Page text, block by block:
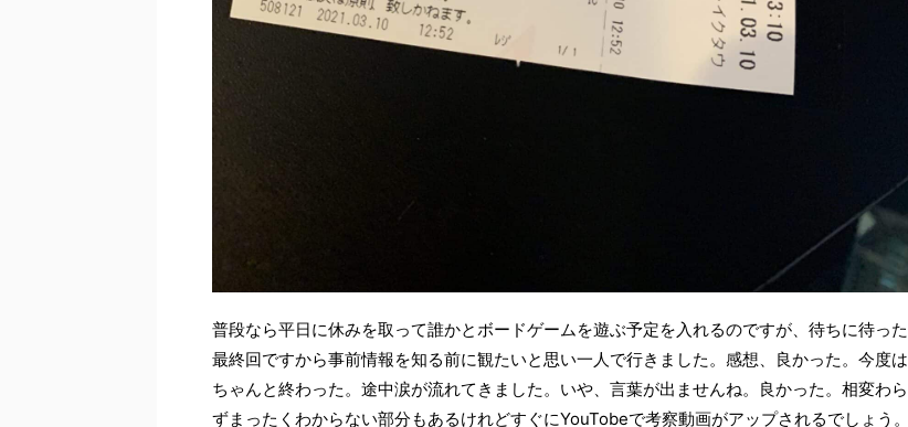
普段なら平日に休みを取って誰かとボードゲームを遊ぶ予定を入れるのですが、待ちに待った
最終回ですから事前情報を知る前に観たいと思い一人で行きました。感想、良かった。今度は
ちゃんと終わった。途中涙が流れてきました。いや、言葉が出ませんね。良かった。相変わら
ずまったくわからない部分もあるけれどすぐにYouTobeで考察動画がアップされるでしょう。